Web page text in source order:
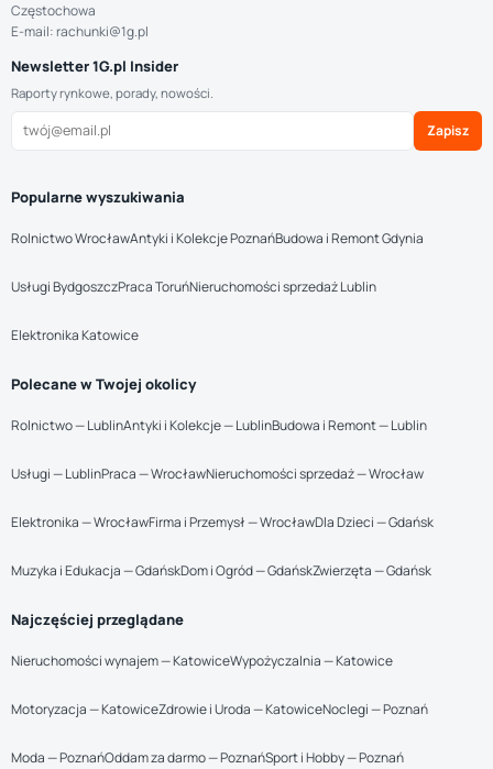
Częstochowa
E-mail: rachunki@1g.pl
Newsletter 1G.pl Insider
Raporty rynkowe, porady, nowości.
Zapisz
Popularne wyszukiwania
Rolnictwo WrocławAntyki i Kolekcje PoznańBudowa i Remont Gdynia
Usługi BydgoszczPraca ToruńNieruchomości sprzedaż Lublin
Elektronika Katowice
Polecane w Twojej okolicy
Rolnictwo — LublinAntyki i Kolekcje — LublinBudowa i Remont — Lublin
Usługi — LublinPraca — WrocławNieruchomości sprzedaż — Wrocław
Elektronika — WrocławFirma i Przemysł — WrocławDla Dzieci — Gdańsk
Muzyka i Edukacja — GdańskDom i Ogród — GdańskZwierzęta — Gdańsk
Najczęściej przeglądane
Nieruchomości wynajem — KatowiceWypożyczalnia — Katowice
Motoryzacja — KatowiceZdrowie i Uroda — KatowiceNoclegi — Poznań
Moda — PoznańOddam za darmo — PoznańSport i Hobby — Poznań